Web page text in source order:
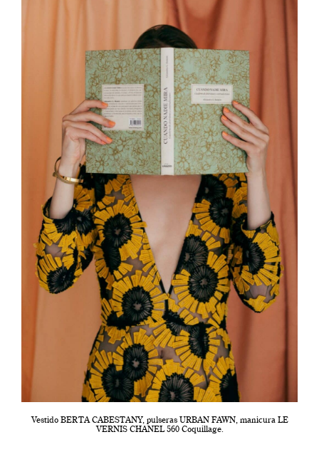
Vestido BERTA CABESTANY, pulseras URBAN FAWN, manicura LE
VERNIS CHANEL 560 Coquillage.